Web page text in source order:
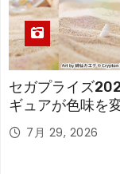
セガプライズ
ギュアが色味を
7月 29, 2026